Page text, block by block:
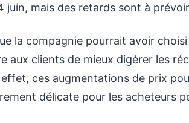
juin, mais des retards sont à
la compagnie pourrait avoir
aux clients de mieux digérer les
ces augmentations de prix
délicate pour les acheteurs